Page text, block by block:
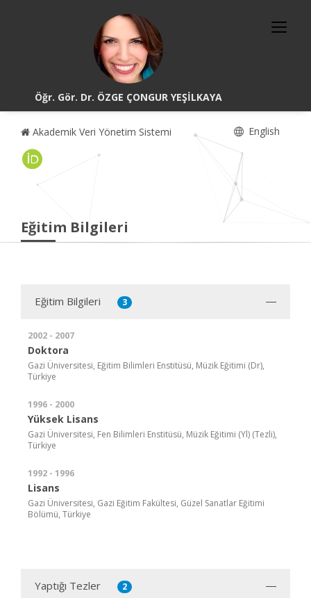
Öğr. Gör. Dr. ÖZGE ÇONGUR YEŞİLKAYA
Akademik Veri Yönetim Sistemi English
Eğitim Bilgileri
Eğitim Bilgileri 3
2002 - 2007
Doktora
Gazi Üniversitesi, Eğitim Bilimleri Enstitüsü, Müzik Eğitimi (Dr),
Türkiye
1996 - 2000
Yüksek Lisans
Gazi Üniversitesi, Fen Bilimleri Enstitüsü, Müzik Eğitimi (Yl) (Tezli),
Türkiye
1992 - 1996
Lisans
Gazi Üniversitesi, Gazi Eğitim Fakültesi, Güzel Sanatlar Eğitimi
Bölümü, Türkiye
Yaptığı Tezler 2